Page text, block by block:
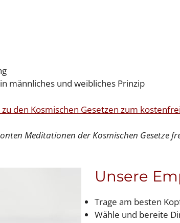
männliches und weibliches Prinzip
zu den Kosmischen Gesetzen zum
Meditationen der Kosmischen Gesetze
Unsere
Trage am besten
Wähle und bereite